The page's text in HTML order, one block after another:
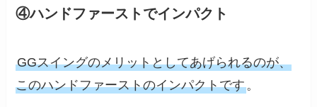
④ハンドファーストでインパクト
GGスイングのメリットとしてあげられるのが、
このハンドファーストのインパクトです。